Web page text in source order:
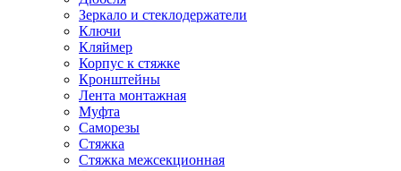
Зеркало и стеклодержатели
Ключи
Кляймер
Корпус к стяжке
Кронштейны
Лента монтажная
Муфта
Саморезы
Стяжка
Стяжка межсекционная